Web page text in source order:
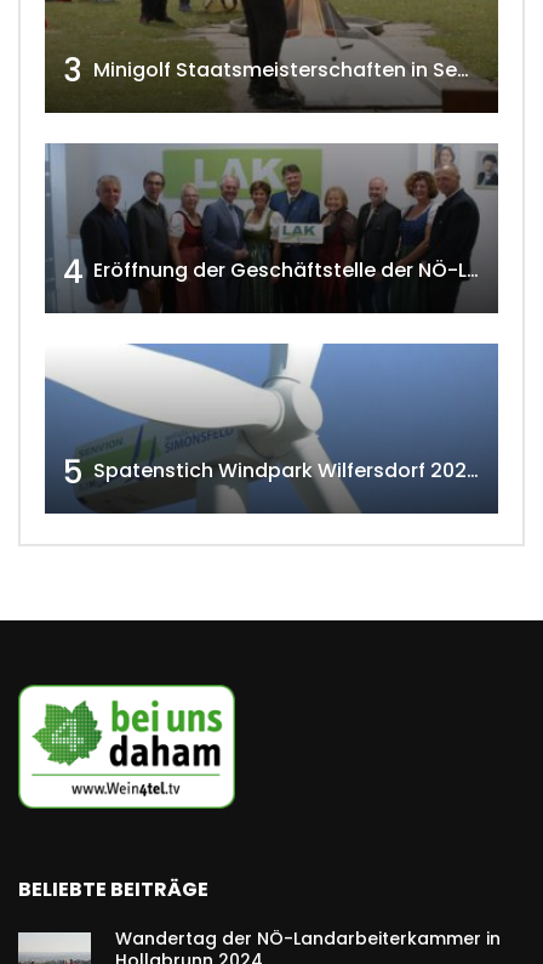
3 Minigolf Staatsmeisterschaften in Seefeld-Kadolz w4tv174
4 Eröffnung der Geschäftstelle der NÖ-Landarbeiterkammer in Mistelbach w4tv174
5 Spatenstich Windpark Wilfersdorf 2023 w4tv177
BELIEBTE BEITRÄGE
Wandertag der NÖ-Landarbeiterkammer in